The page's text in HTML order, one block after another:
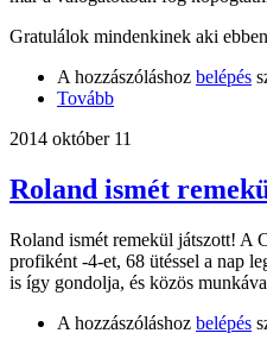
Gratulálok mindenkinek aki
A hozzászóláshoz belépés
Tovább
2014 október 11
Roland ismét
Roland ismét remekül játszott! A
profiként -4-et, 68 ütéssel a nap
is így gondolja, és közös
A hozzászóláshoz belépés